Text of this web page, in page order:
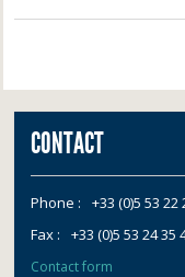
CONTACT
Phone :
+33 (0)5 53 22
Fax :
+33 (0)5 53 24 35
Contact form